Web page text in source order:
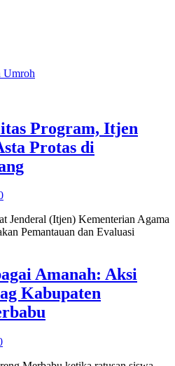
Umroh
Program, Itjen
Protas di
Jenderal (Itjen) Kementerian Agama
Pemantauan dan Evaluasi
Amanah: Aksi
Kabupaten